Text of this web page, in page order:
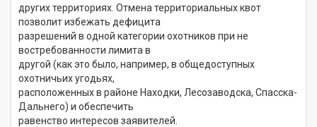
других территориях. Отмена территориальных квот
позволит избежать дефицита
разрешений в одной категории охотников при не
востребованности лимита в
другой (как это было, например, в общедоступных
охотничьих угодьях,
расположенных в районе Находки, Лесозаводска, Спасска-
Дальнего) и обеспечить
равенство интересов заявителей.